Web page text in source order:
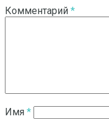
Комментарий *
Имя *